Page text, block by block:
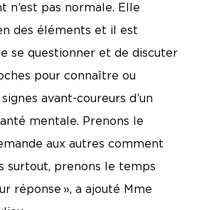
n’est pas normale. Elle
des éléments et il est
se questionner et de discuter
pour connaître ou
avant-coureurs d’un
mentale. Prenons le
aux autres comment
surtout, prenons le temps
réponse », a ajouté Mme